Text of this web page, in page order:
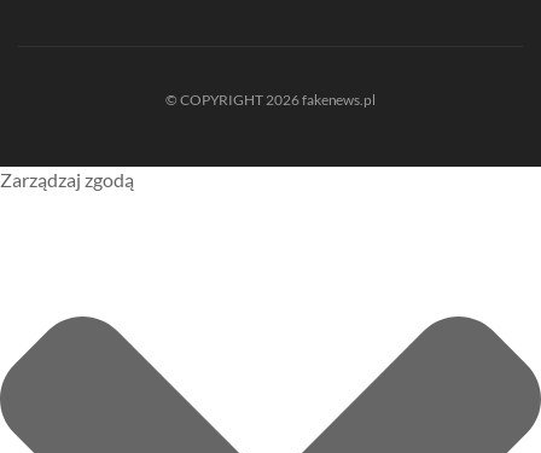
© COPYRIGHT 2026 fakenews.pl
Zarządzaj zgodą